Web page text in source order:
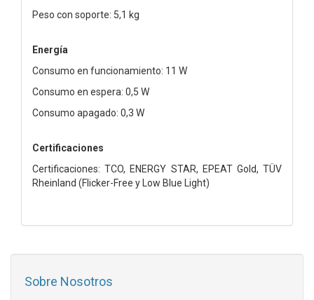
Peso con soporte: 5,1 kg
Energía
Consumo en funcionamiento: 11 W
Consumo en espera: 0,5 W
Consumo apagado: 0,3 W
Certificaciones
Certificaciones: TCO, ENERGY STAR, EPEAT Gold, TÜV
Rheinland (Flicker-Free y Low Blue Light)
Sobre Nosotros